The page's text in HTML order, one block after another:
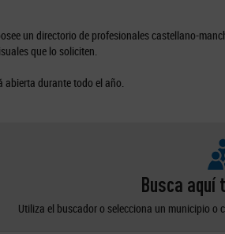
un directorio de profesionales castellano-
que lo soliciten.
abierta durante todo el año.
Busca
Utiliza el buscador o selecciona un municipio o